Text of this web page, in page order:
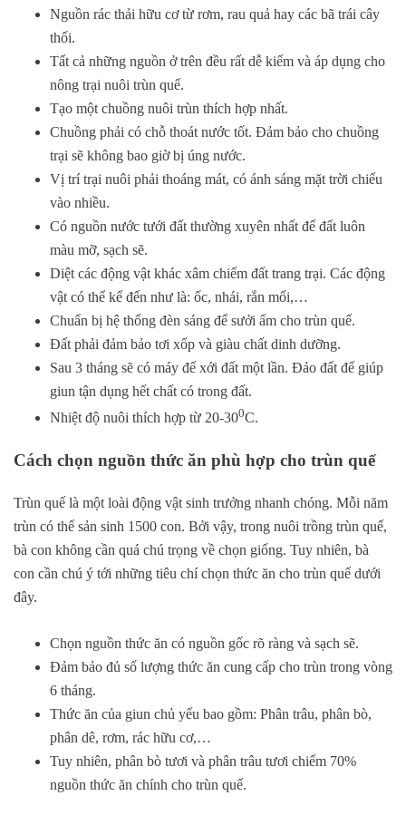
Nguồn rác thải hữu cơ từ rơm, rau quả hay các bã trái cây
thối.
Tất cả những nguồn ở trên đều rất dễ kiếm và áp dụng cho
nông trại nuôi trùn quế.
Tạo một chuồng nuôi trùn thích hợp nhất.
Chuồng phải có chỗ thoát nước tốt. Đảm bảo cho chuồng
trại sẽ không bao giờ bị úng nước.
Vị trí trại nuôi phải thoáng mát, có ánh sáng mặt trời chiếu
vào nhiều.
Có nguồn nước tưới đất thường xuyên nhất để đất luôn
màu mỡ, sạch sẽ.
Diệt các động vật khác xâm chiếm đất trang trại. Các động
vật có thể kể đến như là: ốc, nhái, rắn mối,…
Chuẩn bị hệ thống đèn sáng để sưởi ấm cho trùn quế.
Đất phải đảm bảo tơi xốp và giàu chất dinh dưỡng.
Sau 3 tháng sẽ có máy để xới đất một lần. Đảo đất để giúp
giun tận dụng hết chất có trong đất.
Nhiệt độ nuôi thích hợp từ 20-300C.
Cách chọn nguồn thức ăn phù hợp cho trùn quế
Trùn quế là một loài động vật sinh trưởng nhanh chóng. Mỗi năm
trùn có thể sản sinh 1500 con. Bởi vậy, trong nuôi trồng trùn quế,
bà con không cần quá chú trọng về chọn giống. Tuy nhiên, bà
con cần chú ý tới những tiêu chí chọn thức ăn cho trùn quế dưới
đây.
Chọn nguồn thức ăn có nguồn gốc rõ ràng và sạch sẽ.
Đảm bảo đủ số lượng thức ăn cung cấp cho trùn trong vòng
6 tháng.
Thức ăn của giun chủ yếu bao gồm: Phân trâu, phân bò,
phân dê, rơm, rác hữu cơ,…
Tuy nhiên, phân bò tươi và phân trâu tươi chiếm 70%
nguồn thức ăn chính cho trùn quế.